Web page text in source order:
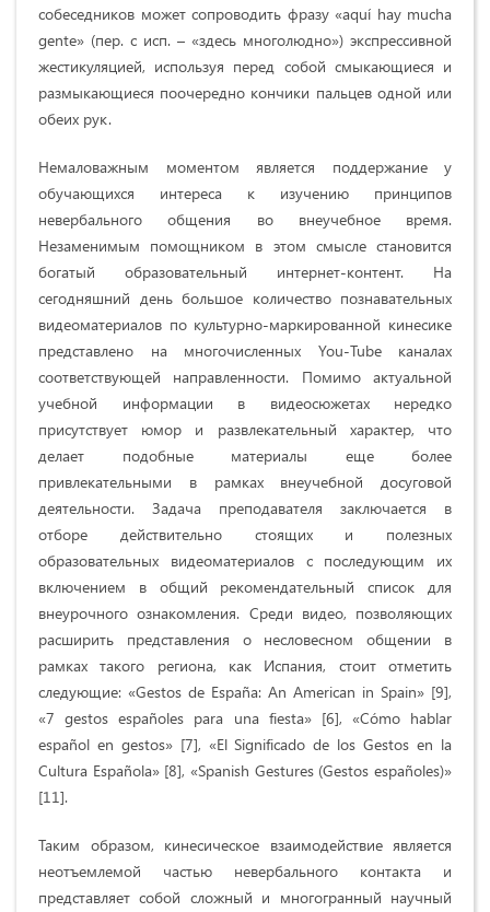
собеседников может сопроводить фразу «aquí hay mucha
gente» (пер. с исп. – «здесь многолюдно») экспрессивной
жестикуляцией, используя перед собой смыкающиеся и
размыкающиеся поочередно кончики пальцев одной или
обеих рук.
Немаловажным моментом является поддержание у
обучающихся интереса к изучению принципов
невербального общения во внеучебное время.
Незаменимым помощником в этом смысле становится
богатый образовательный интернет-контент. На
сегодняшний день большое количество познавательных
видеоматериалов по культурно-маркированной кинесике
представлено на многочисленных You-Tube каналах
соответствующей направленности. Помимо актуальной
учебной информации в видеосюжетах нередко
присутствует юмор и развлекательный характер, что
делает подобные материалы еще более
привлекательными в рамках внеучебной досуговой
деятельности. Задача преподавателя заключается в
отборе действительно стоящих и полезных
образовательных видеоматериалов с последующим их
включением в общий рекомендательный список для
внеурочного ознакомления. Среди видео, позволяющих
расширить представления о несловесном общении в
рамках такого региона, как Испания, стоит отметить
следующие: «Gestos de España: An American in Spain» [9],
«7 gestos españoles para una fiesta» [6], «Cómo hablar
español en gestos» [7], «El Significado de los Gestos en la
Cultura Española» [8], «Spanish Gestures (Gestos españoles)»
[11].
Таким образом, кинесическое взаимодействие является
неотъемлемой частью невербального контакта и
представляет собой сложный и многогранный научный